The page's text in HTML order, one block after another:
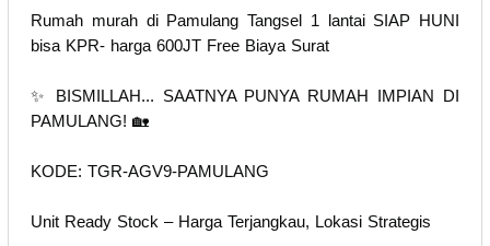
Rumah murah di Pamulang Tangsel 1 lantai SIAP HUNI
bisa KPR- harga 600JT Free Biaya Surat
✨ BISMILLAH... SAATNYA PUNYA RUMAH IMPIAN DI
PAMULANG! 🏡
KODE: TGR-AGV9-PAMULANG
Unit Ready Stock – Harga Terjangkau, Lokasi Strategis